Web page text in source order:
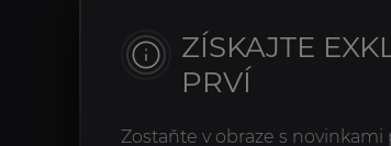
ZÍSKAJTE
PRVÍ
Zostaňte v obraze s